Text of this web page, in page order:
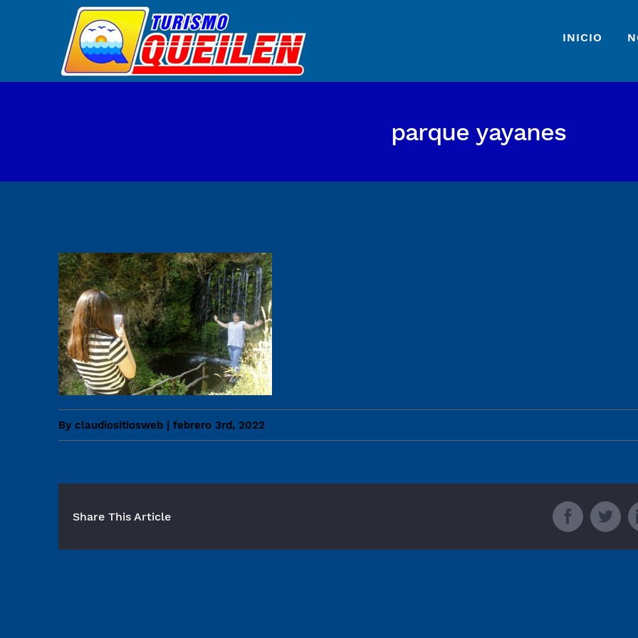
INICIO
parque yayanes
By claudiositiosweb | febrero 3rd, 2022
Share This Article